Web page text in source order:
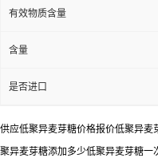
有效物质含量
含量
是否进口
供应低聚异麦芽糖价格报价低聚异
聚异麦芽糖添加多少低聚异麦芽糖